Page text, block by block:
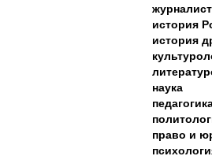
история
история
наука
право и